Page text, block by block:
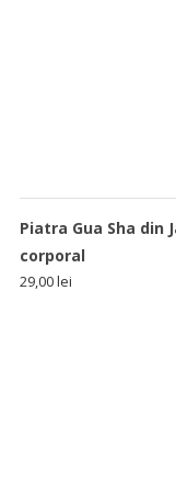
Piatra Gua Sha din
corporal
29,00lei